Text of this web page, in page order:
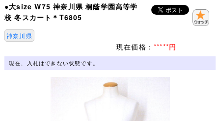
●大size W75 神奈川県 桐蔭学園高等学
校 冬スカート＊T6805
神奈川県
現在価格： *****円
現在、入札はできない状態です。